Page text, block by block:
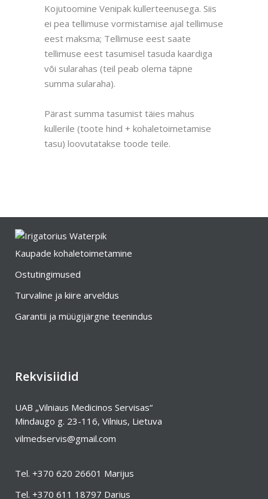
Kojutoomine Venipak kullerteenusega. Siis
ei pea tellimuse vormistamise ajal tellimuse
eest maksma; Tellimuse eest saate
tellimuse eest tasumisel tasuda kaardiga
või sularahas (teil peab olema täpne
summa sularaha).
Pärast summa tasumist täies mahus
kullerile (toote hind + kohaletoimetamise
tasu) loovutatakse toode teile.
Kaupade kohaletoimetamine
Ostutingimused
Turvaline ja kiire arveldus
Garantii ja müügijärgne teenindus
Rekvisiidid
UAB „Vilniaus Medicinos Servisas“
Mindaugo g. 23-116, Vilnius, Lietuva
vilmedservis@gmail.com
Tel. +370 620 26601 Marijus
Tel. +370 611 18797 Darius